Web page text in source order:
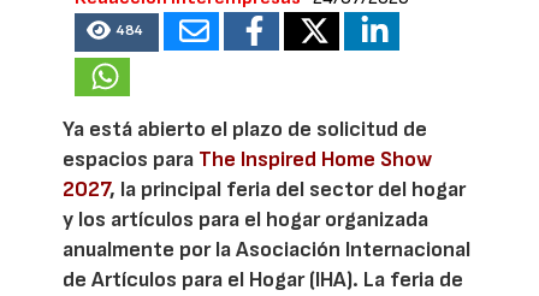
484
Ya está abierto el plazo de solicitud de
espacios para The Inspired Home Show
2027, la principal feria del sector del hogar
y los artículos para el hogar organizada
anualmente por la Asociación Internacional
de Artículos para el Hogar (IHA). La feria de